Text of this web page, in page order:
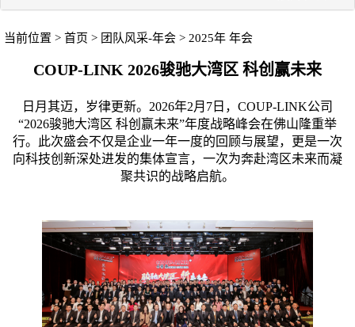
当前位置 > 首页 > 团队风采-年会 > 2025年 年会
COUP-LINK 2026骏驰大湾区 科创赢未来
日月其迈，岁律更新。2026年2月7日，COUP-LINK公司
“2026骏驰大湾区 科创赢未来”年度战略峰会在佛山隆重举
行。此次盛会不仅是企业一年一度的回顾与展望，更是一次
向科技创新深处进发的集体宣言，一次为奔赴湾区未来而凝
聚共识的战略启航。